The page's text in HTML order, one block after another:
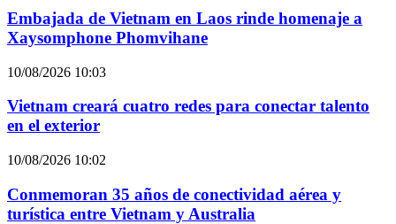
Embajada de Vietnam en Laos rinde homenaje a
Xaysomphone Phomvihane
10/08/2026 10:03
Vietnam creará cuatro redes para conectar talento
en el exterior
10/08/2026 10:02
Conmemoran 35 años de conectividad aérea y
turística entre Vietnam y Australia